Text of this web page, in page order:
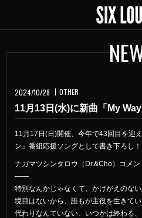
2024/10/28
OTHER
11月13日(水)に新曲「My Way
11月17日(日)開催、今年で43回目を迎
ン』番組応援ソングとして書き下ろし！
ナガマツシンタロウ（Dr.&Cho）コメン
――
特別なんかじゃなくて、かけがえのない
境目はないから、誰もが主役を生きてい
代わりなんていない、いつかは終わる